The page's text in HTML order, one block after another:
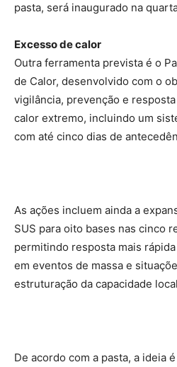
pasta, será inaugurado na
Excesso de calor
Outra ferramenta prevista é o
de Calor, desenvolvido com o
vigilância, prevenção e
calor extremo, incluindo um
com até cinco dias de
As ações incluem ainda a
SUS para oito bases nas cinco
permitindo resposta mais
em eventos de massa e
estruturação da capacidade
De acordo com a pasta, a ideia